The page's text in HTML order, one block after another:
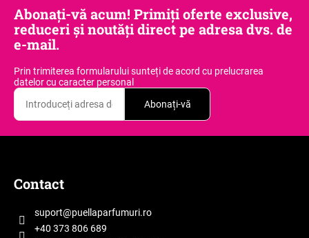
Abonați-vă acum! Primiți oferte exclusive,
reduceri și noutăți direct pe adresa dvs. de
e-mail.
Prin trimiterea formularului sunteți de acord cu prelucrarea
datelor cu caracter personal
Abonați-vă
Contact
suport@puellaparfumuri.ro
+40 373 806 689